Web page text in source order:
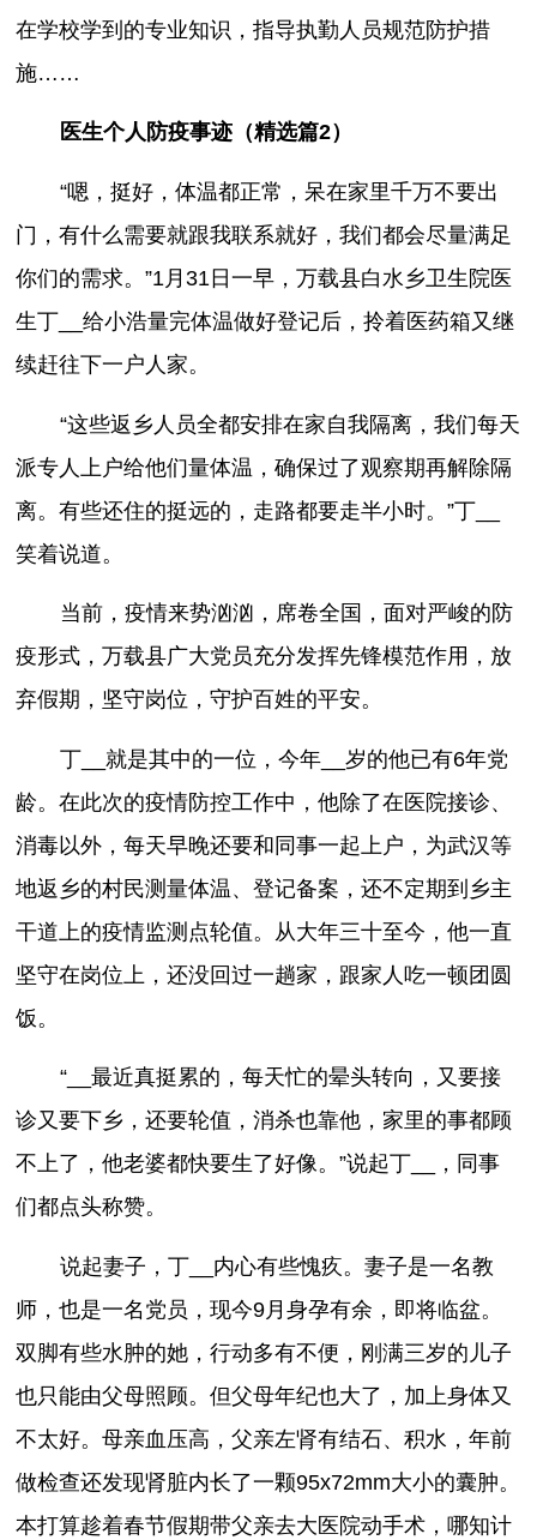
在学校学到的专业知识，指导执勤人员规范防护措
施……
医生个人防疫事迹（精选篇2）
“嗯，挺好，体温都正常，呆在家里千万不要出
门，有什么需要就跟我联系就好，我们都会尽量满足
你们的需求。”1月31日一早，万载县白水乡卫生院医
生丁__给小浩量完体温做好登记后，拎着医药箱又继
续赶往下一户人家。
“这些返乡人员全都安排在家自我隔离，我们每天
派专人上户给他们量体温，确保过了观察期再解除隔
离。有些还住的挺远的，走路都要走半小时。”丁__
笑着说道。
当前，疫情来势汹汹，席卷全国，面对严峻的防
疫形式，万载县广大党员充分发挥先锋模范作用，放
弃假期，坚守岗位，守护百姓的平安。
丁__就是其中的一位，今年__岁的他已有6年党
龄。在此次的疫情防控工作中，他除了在医院接诊、
消毒以外，每天早晚还要和同事一起上户，为武汉等
地返乡的村民测量体温、登记备案，还不定期到乡主
干道上的疫情监测点轮值。从大年三十至今，他一直
坚守在岗位上，还没回过一趟家，跟家人吃一顿团圆
饭。
“__最近真挺累的，每天忙的晕头转向，又要接
诊又要下乡，还要轮值，消杀也靠他，家里的事都顾
不上了，他老婆都快要生了好像。”说起丁__，同事
们都点头称赞。
说起妻子，丁__内心有些愧疚。妻子是一名教
师，也是一名党员，现今9月身孕有余，即将临盆。
双脚有些水肿的她，行动多有不便，刚满三岁的儿子
也只能由父母照顾。但父母年纪也大了，加上身体又
不太好。母亲血压高，父亲左肾有结石、积水，年前
做检查还发现肾脏内长了一颗95x72mm大小的囊肿。
本打算趁着春节假期带父亲去大医院动手术，哪知计